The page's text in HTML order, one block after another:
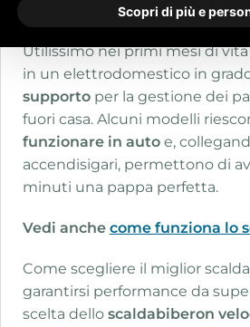
Scopri di più e
davvero fondamentale.
Utilissimo nei primi mesi di
in un elettrodomestico in
supporto per la gestione dei
fuori casa. Alcuni modelli
funzionare in auto e,
accendisigari, permettono di
minuti una pappa perfetta.
Vedi anche come funziona lo
Come scegliere il miglior
garantirsi performance da
scelta dello scaldabiberon